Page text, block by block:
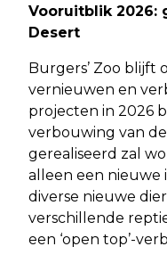
Vooruitblik 2026:
Desert
Burgers’ Zoo blijft
vernieuwen en
projecten in 2026
verbouwing van
gerealiseerd zal
alleen een nieuwe
diverse nieuwe
verschillende
een ‘open top’-